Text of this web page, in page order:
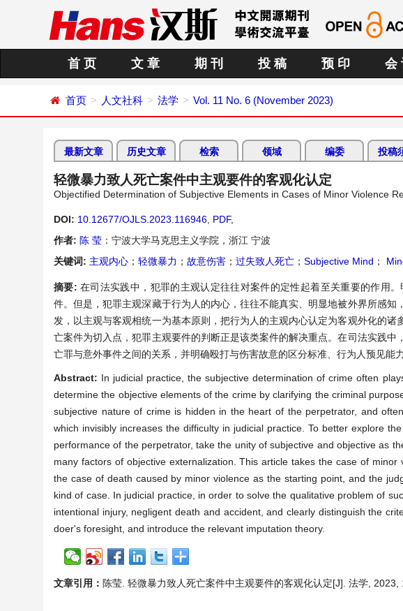
首 页 文 章 期 刊 投 稿 预 印 会
首页 人文社科 法学 Vol. 11 No. 6 (November 2023)
最新文章 历史文章 检索 领域 编委 投稿
轻微暴力致人死亡案件中主观要件的客观化认定
Objectified Determination of Subjective Elements in Cases of Minor Violence
DOI: 10.12677/OJLS.2023.116946 PDF,
作者: 陈 莹 ：宁波大学马克思主义学院，浙江 宁波
关键词: 主观内心 ； 轻微暴力 ； 故意伤害 ； 过失致人死亡 ； Subjective Mind ；
摘要:在司法实践中，犯罪的主观认定往往对案件的定性起着至关重要的作用
件。但是，犯罪主观深藏于行为人的内心，往往不能真实、明显地被外界所感
发，以主观与客观相统一为基本原则，把行为人的主观内心认定为客观外化的
亡案件为切入点，犯罪主观要件的判断正是该类案件的解决重点。在司法实践
亡罪与意外事件之间的关系，并明确殴打与伤害故意的区分标准、行为人预见能
Abstract: In judicial practice, the subjective determination of crime often
determine the objective elements of the crime by clarifying the criminal
subjective nature of crime is hidden in the heart of the perpetrator, and
which invisibly increases the difficulty in judicial practice. To better explore
performance of the perpetrator, take the unity of subjective and objective as
many factors of objective externalization. This article takes the case of
the case of death caused by minor violence as the starting point, and the
kind of case. In judicial practice, in order to solve the qualitative problem of
intentional injury, negligent death and accident, and clearly distinguish the
doer's foresight, and introduce the relevant imputation theory.
文章引用： 陈莹. 轻微暴力致人死亡案件中主观要件的客观化认定[J]. 法学, 2023,